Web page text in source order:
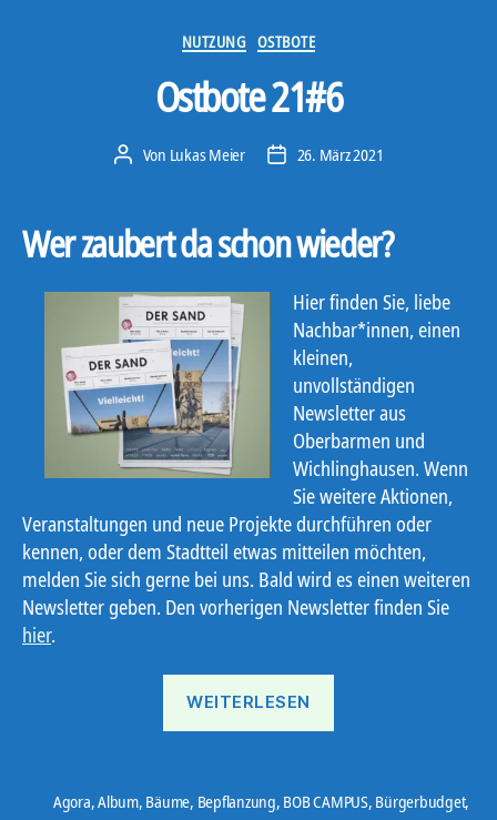
Kategorien
NUTZUNG OSTBOTE
Ostbote 21#6
Beitragsautor
Von Lukas Meier Veröffentlichungsdatum
26. März 2021
Wer zaubert da schon wieder?
Hier finden Sie, liebe
Nachbar*innen, einen
kleinen,
unvollständigen
Newsletter aus
Oberbarmen und
Wichlinghausen. Wenn
Sie weitere Aktionen,
Veranstaltungen und neue Projekte durchführen oder
kennen, oder dem Stadtteil etwas mitteilen möchten,
melden Sie sich gerne bei uns. Bald wird es einen weiteren
Newsletter geben. Den vorherigen Newsletter finden Sie
hier.
WEITERLESEN
Agora,Album, Bäume, Bepflanzung, BOB CAMPUS, Bürgerbudget,